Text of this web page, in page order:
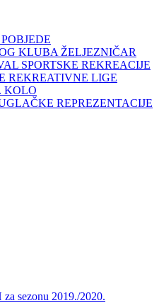
KLUBA ŽELJEZNIČAR
SPORTSKE REKREACIJE
REKREATIVNE LIGE
KOLO
REPREZENTACIJE
sezonu 2019./2020.